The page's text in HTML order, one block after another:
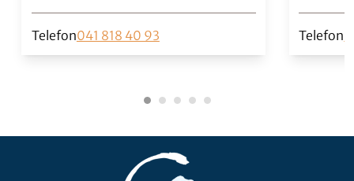
Telefon041 818 40 93 Telefon